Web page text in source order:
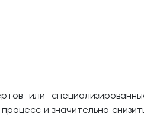
или
и значительно